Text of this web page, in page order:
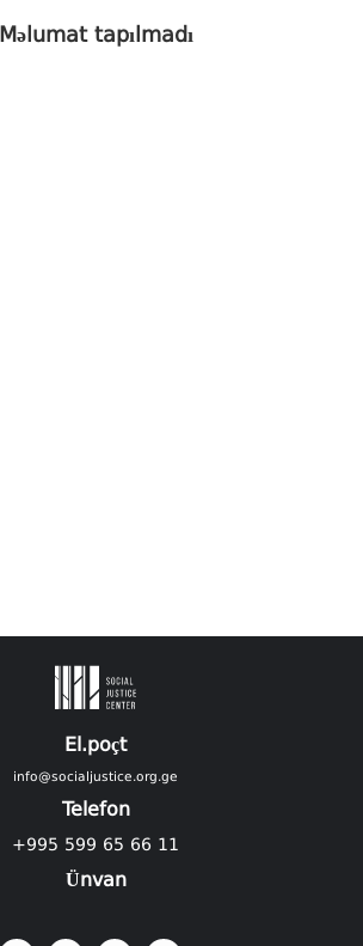
Məlumat tapılmadı
El.poçt
info@socialjustice.org.ge
Telefon
+995 599 65 66 11
Ünvan